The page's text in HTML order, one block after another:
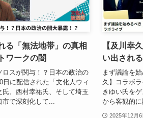
る「無法地帯」の真相
ワークの闇
ロスが関与！？日本の政治の
に配信された「文化人ウィ
、西村幸祐氏、そして埼玉
市で深刻化して...
【及川幸
い出され
まず議論を
久】コラボ
きゆい氏を
から客観的
2025年12月6